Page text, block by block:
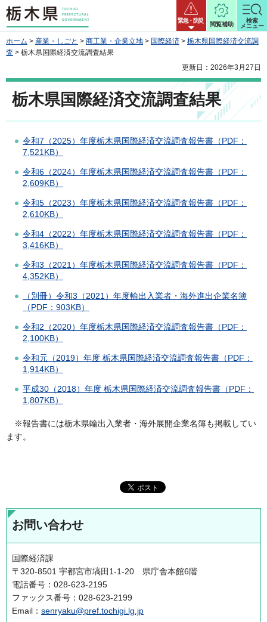
栃木県 緊急・防災
閲覧補助
検索
メニュー
ホーム > 産業・しごと > 商工業・企業立地 > 国際経済 > 栃木県国際経済交流調
査 > 栃木県国際経済交流調査結果
更新日：2026年3月27日
栃木県国際経済交流調査結果
令和7（2025）年度栃木県国際経済交流調査報告書（PDF：
7,521KB）
令和6（2024）年度栃木県国際経済交流調査報告書（PDF：
2,609KB）
令和5（2023）年度栃木県国際経済交流調査報告書（PDF：
2,610KB）
令和4（2022）年度栃木県国際経済交流調査報告書（PDF：
3,416KB）
令和3（2021）年度栃木県国際経済交流調査報告書（PDF：
4,352KB）
（別冊）令和3（2021）年度輸出入業者・海外進出企業名簿
（PDF：903KB）
令和2（2020）年度栃木県国際経済交流調査報告書（PDF：
2,100KB）
令和元（2019）年度 栃木県国際経済交流調査報告書（PDF：
1,914KB）
平成30（2018）年度 栃木県国際経済交流調査報告書（PDF：
1,807KB）
※報告書には栃木県輸出入業者・海外展開企業名簿も掲載してい
ます。
お問い合わせ
国際経済課
〒320-8501 宇都宮市塙田1-1-20 県庁舎本館6階
電話番号：028-623-2195
ファックス番号：028-623-2199
Email： senryaku@pref.tochigi.lg.jp